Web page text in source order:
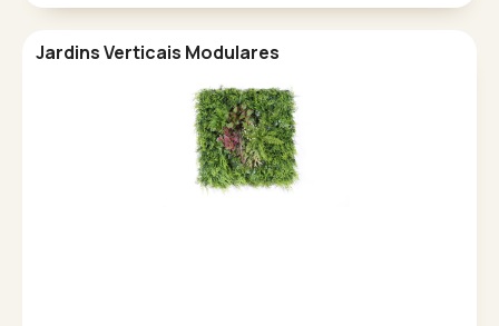
Jardins Verticais Modulares